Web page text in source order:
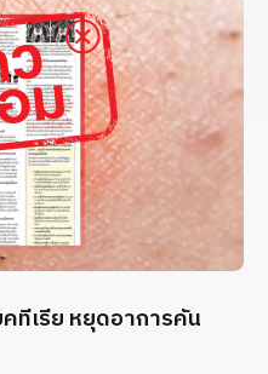
ทีเรีย หยุดอาการคัน